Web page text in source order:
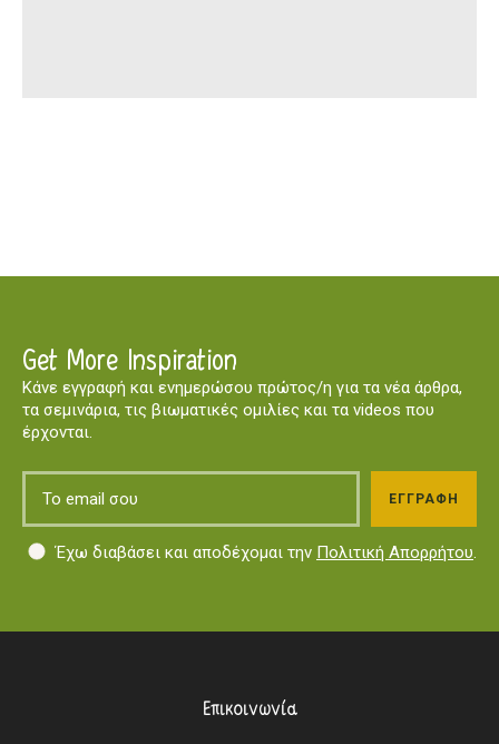
Get More Inspiration
Κάνε εγγραφή και ενημερώσου πρώτος/η για τα νέα άρθρα,
τα σεμινάρια, τις βιωματικές ομιλίες και τα videos που
έρχονται.
Έχω διαβάσει και αποδέχομαι την Πολιτική Απορρήτου.
Επικοινωνία